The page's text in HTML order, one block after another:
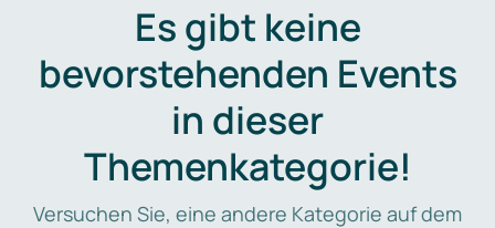
Es gibt keine
bevorstehenden Events
in dieser
Themenkategorie!
Versuchen Sie, eine andere Kategorie auf dem